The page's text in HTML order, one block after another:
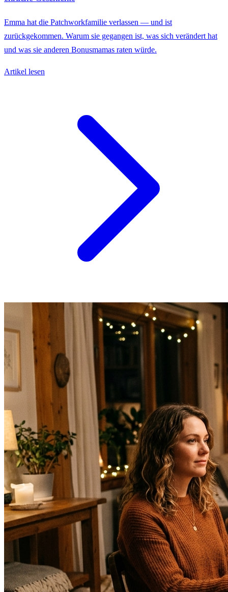
Emma hat die Patchworkfamilie verlassen — und ist
zurückgekommen. Warum sie gegangen ist, was sich verändert hat
und was sie anderen Bonusmamas raten würde.
Artikel lesen